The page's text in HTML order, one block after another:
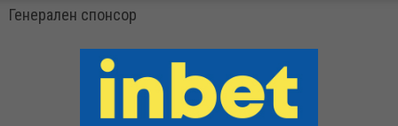
Генерален спонсор